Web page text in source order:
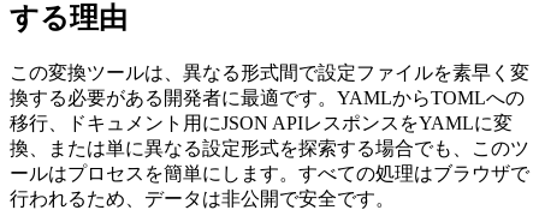
する理由
この変換ツールは、異なる形式間で設定ファイルを素早く変
換する必要がある開発者に最適です。YAMLからTOMLへの
移行、ドキュメント用にJSON APIレスポンスをYAMLに変
換、または単に異なる設定形式を探索する場合でも、このツ
ールはプロセスを簡単にします。すべての処理はブラウザで
行われるため、データは非公開で安全です。